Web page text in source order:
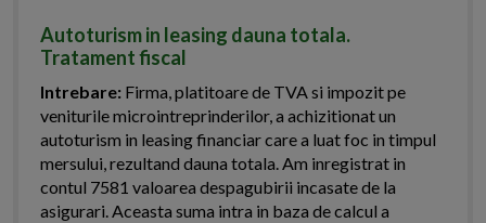
Autoturism in leasing dauna totala.
Tratament fiscal
Intrebare: Firma, platitoare de TVA si impozit pe
veniturile microintreprinderilor, a achizitionat un
autoturism in leasing financiar care a luat foc in timpul
mersului, rezultand dauna totala. Am inregistrat in
contul 7581 valoarea despagubirii incasate de la
asigurari. Aceasta suma intra in baza de calcul a